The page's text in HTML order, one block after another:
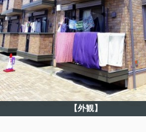
【外観】